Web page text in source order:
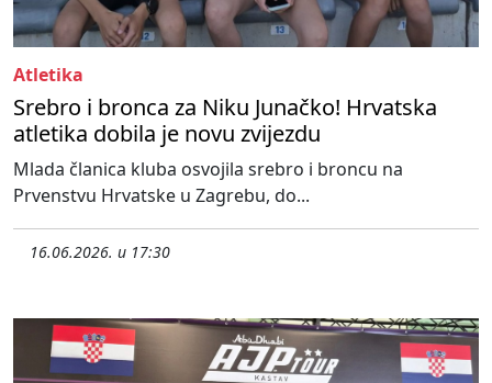
Atletika
Srebro i bronca za Niku Junačko! Hrvatska
atletika dobila je novu zvijezdu
Mlada članica kluba osvojila srebro i broncu na
Prvenstvu Hrvatske u Zagrebu, do...
16.06.2026. u 17:30